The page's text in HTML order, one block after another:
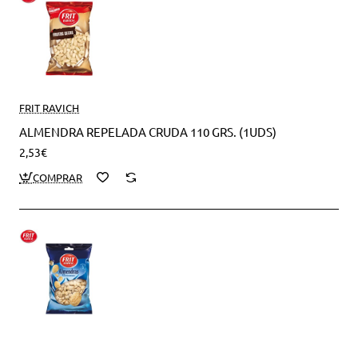
FRIT RAVICH
ALMENDRA REPELADA CRUDA 110 GRS. (1UDS)
2,53€